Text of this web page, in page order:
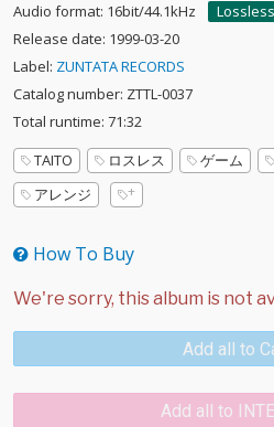
Audio format: 16bit/44.1kHz
Lossless
Release date: 1999-03-20
Label: ZUNTATA RECORDS
Catalog number: ZTTL-0037
Total runtime: 71:32
TAITO
ロスレス ゲーム
アレンジ
How To Buy
Add all to
Add all to